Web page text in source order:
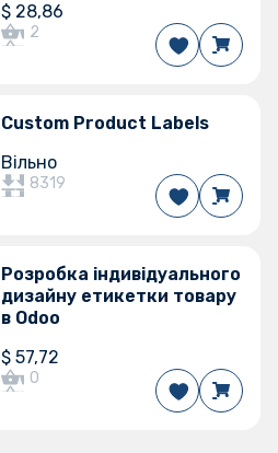
$ 28,86
2
Custom Product Labels
Вільно
8319
Розробка індивідуального
дизайну етикетки товару
в Odoo
$ 57,72
0